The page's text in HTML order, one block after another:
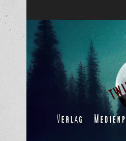
Inhalt
springen